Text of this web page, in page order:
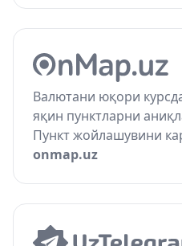
Валютани юқори
яқин пунктларни
Пункт жойлашувини
onmap.uz